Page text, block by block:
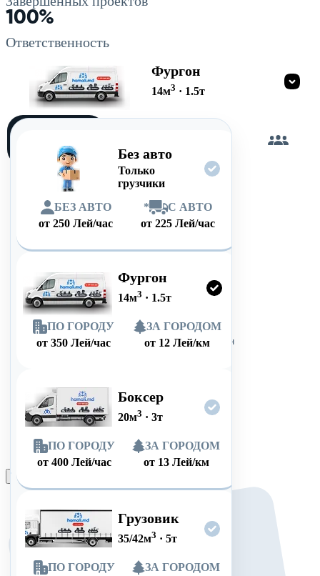
100%
Ответственность
Фургон
14м3 · 1.5т
Без авто
Только
грузчики
БЕЗ АВТО
от250 Лей/час
*
С АВТО
от 225 Лей/час
Фургон
14м3 · 1.5т
ПО ГОРОДУ
от 350 Лей/час
ЗА ГОРОДОМ
от 12 Лей/км
Боксер
20м3 · 3т
ПО ГОРОДУ
от 400 Лей/час
ЗА ГОРОДОМ
от 13 Лей/км
Грузовик
35/42м3 · 5т
ПО ГОРОДУ
ЗА ГОРОДОМ
Оформить заказ